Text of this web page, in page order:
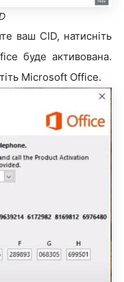
ваш CID, натисніть
буде активована.
Microsoft Office.